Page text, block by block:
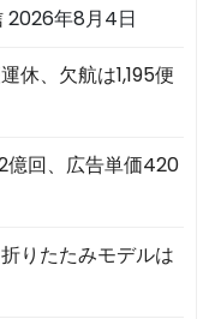
2026年8月4日
休、欠航は1,195便
回、広告単価420
りたたみモデルは